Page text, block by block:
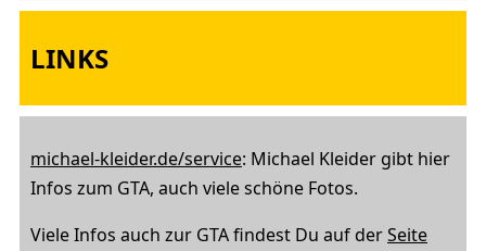
LINKS
michael-kleider.de/service: Michael Kleider gibt hier
Infos zum GTA, auch viele schöne Fotos.
Viele Infos auch zur GTA findest Du auf derSeite